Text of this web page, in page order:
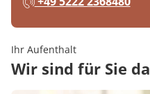
Ihr Aufenthalt
Wir sind für Sie da